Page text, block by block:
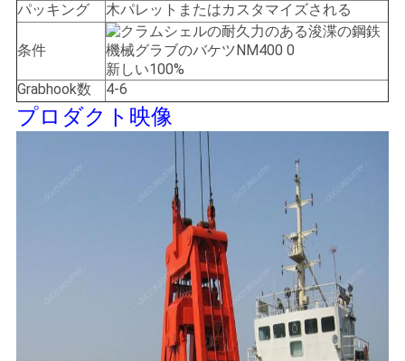
図
プ
ラ
パッキング
木パレットまたはカスタマイズされる
条件
新しい100%
Grabhook数
4-6
プロダクト映像